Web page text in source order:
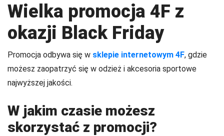
Wielka promocja 4F z
okazji Black Friday
Promocja odbywa się w sklepie internetowym 4F, gdzie
możesz zaopatrzyć się w odzież i akcesoria sportowe
najwyższej jakości.
W jakim czasie możesz
skorzystać z promocji?